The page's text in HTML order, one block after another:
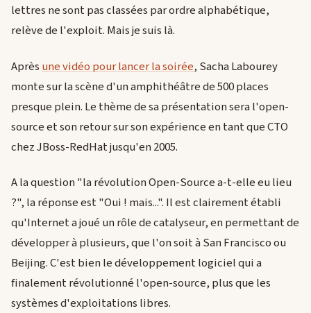
lettres ne sont pas classées par ordre alphabétique,
relève de l'exploit. Mais je suis là.
Après une vidéo pour lancer la soirée, Sacha Labourey
monte sur la scène d'un amphithéâtre de 500 places
presque plein. Le thème de sa présentation sera l'open-
source et son retour sur son expérience en tant que CTO
chez JBoss-RedHat jusqu'en 2005.
A la question "la révolution Open-Source a-t-elle eu lieu
?", la réponse est "Oui ! mais...". Il est clairement établi
qu'Internet a joué un rôle de catalyseur, en permettant de
développer à plusieurs, que l'on soit à San Francisco ou
Beijing. C'est bien le développement logiciel qui a
finalement révolutionné l'open-source, plus que les
systèmes d'exploitations libres.